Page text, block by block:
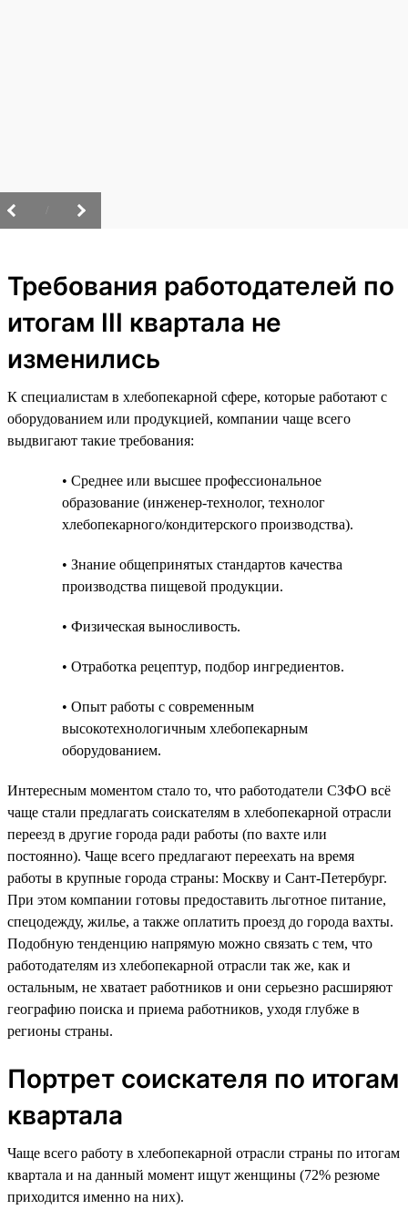
Требования работодателей по
итогам III квартала не
изменились
К специалистам в хлебопекарной сфере, которые работают с
оборудованием или продукцией, компании чаще всего
выдвигают такие требования:
• Среднее или высшее профессиональное
образование (инженер-технолог, технолог
хлебопекарного/кондитерского производства).
• Знание общепринятых стандартов качества
производства пищевой продукции.
• Физическая выносливость.
• Отработка рецептур, подбор ингредиентов.
• Опыт работы с современным
высокотехнологичным хлебопекарным
оборудованием.
Интересным моментом стало то, что работодатели СЗФО всё
чаще стали предлагать соискателям в хлебопекарной отрасли
переезд в другие города ради работы (по вахте или
постоянно). Чаще всего предлагают переехать на время
работы в крупные города страны: Москву и Сант-Петербург.
При этом компании готовы предоставить льготное питание,
спецодежду, жилье, а также оплатить проезд до города вахты.
Подобную тенденцию напрямую можно связать с тем, что
работодателям из хлебопекарной отрасли так же, как и
остальным, не хватает работников и они серьезно расширяют
географию поиска и приема работников, уходя глубже в
регионы страны.
Портрет соискателя по итогам
квартала
Чаще всего работу в хлебопекарной отрасли страны по итогам
квартала и на данный момент ищут женщины (72% резюме
приходится именно на них).